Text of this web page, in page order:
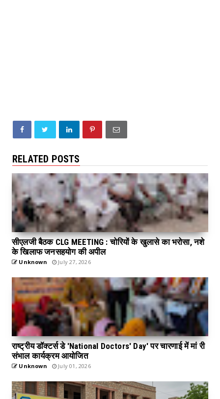
RELATED POSTS
सीएलजी बैठक CLG MEETING : चोरियों के खुलासे का भरोसा, नशे
के खिलाफ जनसहयोग की अपील
Unknown July 27, 2026
राष्ट्रीय डॉक्टर्स डे 'National Doctors' Day' पर चारणाई में मां री
संभाल कार्यक्रम आयोजित
Unknown July 01, 2026